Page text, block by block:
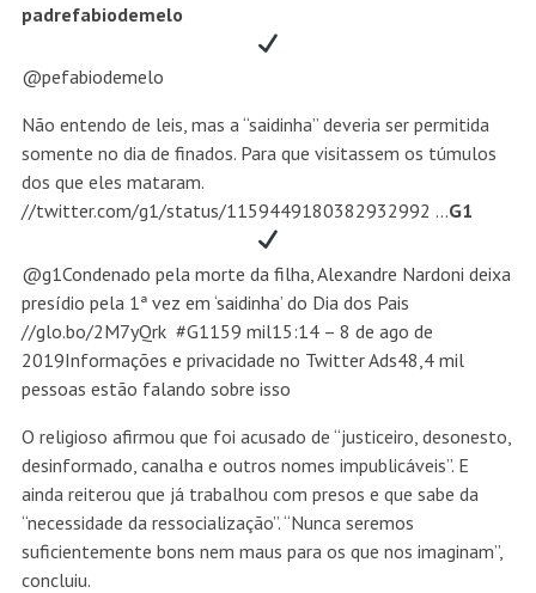
padrefabiodemelo
@pefabiodemelo
Não entendo de leis, mas a “saidinha” deveria ser permitida
somente no dia de finados. Para que visitassem os túmulos
dos que eles mataram.
//twitter.com/g1/status/1159449180382932992 …G1
@g1Condenado pela morte da filha, Alexandre Nardoni deixa
presídio pela 1ª vez em ‘saidinha’ do Dia dos Pais
//glo.bo/2M7yQrk #G1159 mil15:14 – 8 de ago de
2019Informações e privacidade no Twitter Ads48,4 mil
pessoas estão falando sobre isso
O religioso afirmou que foi acusado de “justiceiro, desonesto,
desinformado, canalha e outros nomes impublicáveis”. E
ainda reiterou que já trabalhou com presos e que sabe da
“necessidade da ressocialização”. “Nunca seremos
suficientemente bons nem maus para os que nos imaginam”,
concluiu.